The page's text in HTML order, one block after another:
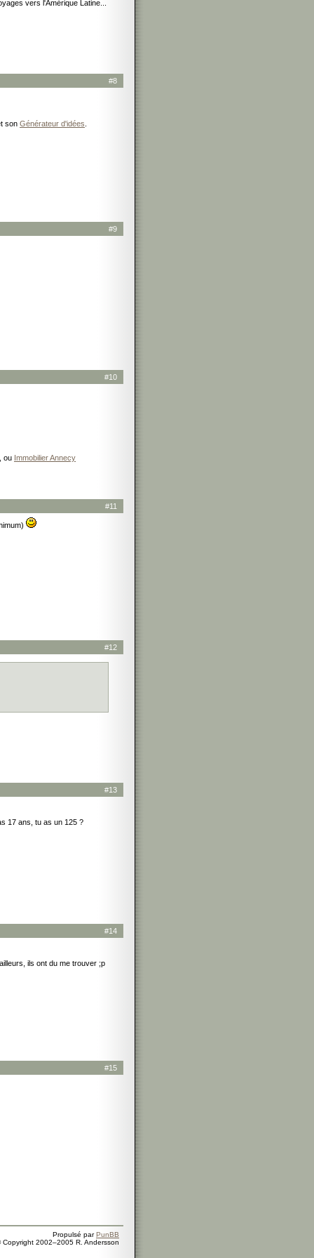
vers l'Amérique Latine...
#8
son Générateur d'idées
#9
#10
, ou Immobilier Annecy
#11
#12
#13
17 ans, tu as un 125 ?
#14
ils ont du me trouver ;p
#15
Propulsé parPunBB
Copyright 2002–2005 R. Andersson